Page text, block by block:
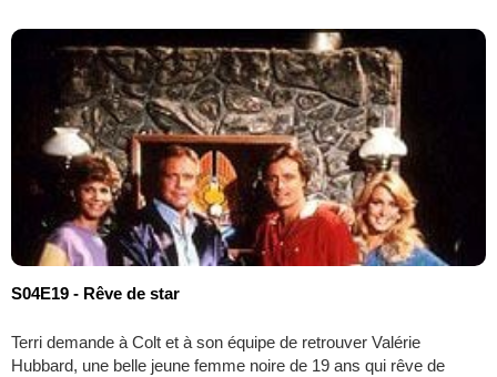
S04E19 - Rêve de star
Terri demande à Colt et à son équipe de retrouver Valérie
Hubbard, une belle jeune femme noire de 19 ans qui rêve de